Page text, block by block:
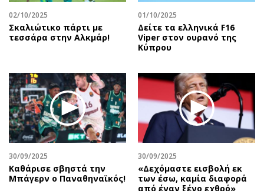
02/10/2025
Σκαλιώτικο πάρτι με
τεσσάρα στην Αλκμάρ!
01/10/2025
Δείτε τα ελληνικά F16
Viper στον ουρανό της
Κύπρου
30/09/2025
Καθάρισε σβηστά την
Μπάγερν ο Παναθηναϊκός!
30/09/2025
«Δεχόμαστε εισβολή εκ
των έσω, καμία διαφορά
από έναν ξένο εχθρό»